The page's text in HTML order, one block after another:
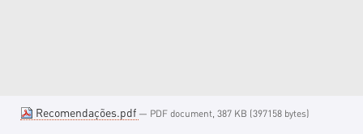
Recomendações.pdf — PDF document, 387 KB (397158 bytes)